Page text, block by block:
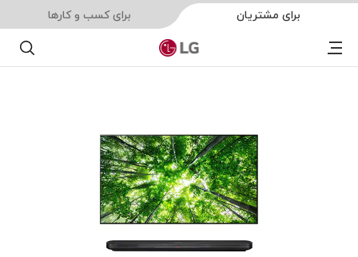
برای مشتریان برای کسب و کارها
Menu جستجو